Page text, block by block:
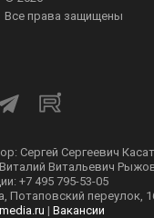
Все права защищены
Сергей Сергеевич
Витальевич
+7 495 795-53-05
Потаповский переулок,
| Вакансии